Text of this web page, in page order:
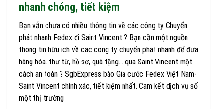
nhanh chóng, tiết kiệm
Bạn vẫn chưa có nhiều thông tin về các công ty Chuyển
phát nhanh Fedex đi Saint Vincent ? Bạn cần một nguồn
thông tin hữu ích về các công ty chuyển phát nhanh để đưa
hàng hóa, thư từ, hồ sơ, quà tặng… qua Saint Vincent một
cách an toàn ? SgbExpress báo Giá cước Fedex Việt Nam-
Saint Vincent chính xác, tiết kiệm nhất. Cam kết dịch vụ số
một thị trường